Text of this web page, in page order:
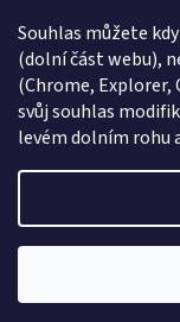
Souhlas můžete
(dolní část webu),
(Chrome, Explorer,
svůj souhlas
levém dolním rohu
Copyright 2026